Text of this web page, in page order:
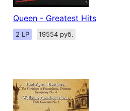
Queen - Greatest Hits
2 LP 19554 руб.